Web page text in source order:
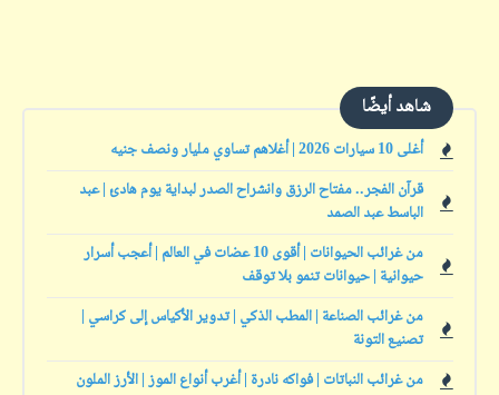
شاهد أيضًا
أغلى 10 سيارات 2026 | أغلاهم تساوي مليار ونصف جنيه
قرآن الفجر.. مفتاح الرزق وانشراح الصدر لبداية يوم هادئ | عبد
الباسط عبد الصمد
من غرائب الحيوانات | أقوى 10 عضات في العالم | أعجب أسرار
حيوانية | حيوانات تنمو بلا توقف
من غرائب الصناعة | المطب الذكي | تدوير الأكياس إلى كراسي |
تصنيع التونة
من غرائب النباتات | فواكه نادرة | أغرب أنواع الموز | الأرز الملون